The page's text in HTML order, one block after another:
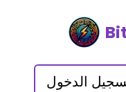
الدخول